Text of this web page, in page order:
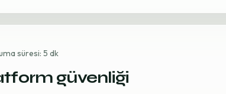
süresi: 5 dk
güvenliği